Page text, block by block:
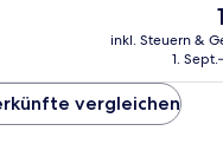
inkl. Steuern &
1.
vergleichen